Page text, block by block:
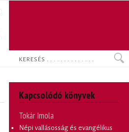
Keresés
Kapcsolódó könyvek
Tokár Imola
Népi vallásosság és evangélikus